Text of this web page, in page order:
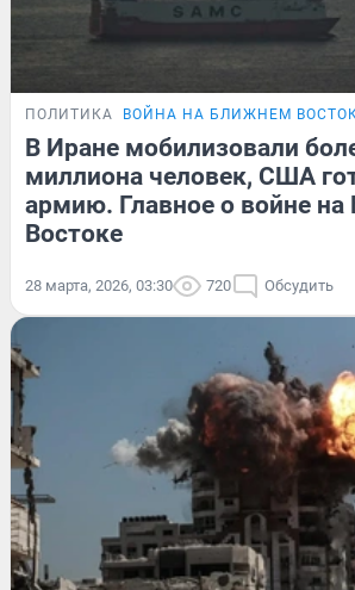
ПОЛИТИКА ВОЙНА НА БЛИЖНЕМ
В Иране мобилизовали
миллиона человек, США
армию. Главное о войне
Востоке
28 марта, 2026, 03:30 720 Обсудить